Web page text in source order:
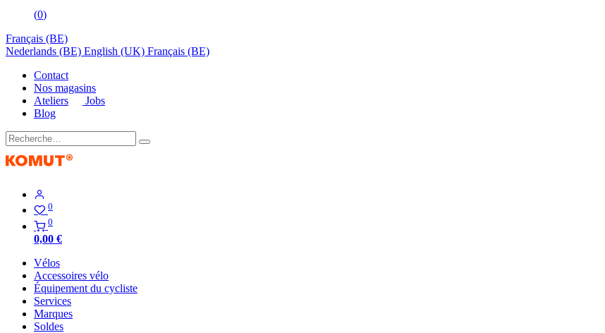
(0)
Français (BE)
Nederlands (BE) English (UK) Français (BE)
Contact
Nos magasins
Ateliers
Jobs
Blog
0
0
0,00 €
Vélos
Accessoires vélo
Équipement du cycliste
Services
Marques
Soldes